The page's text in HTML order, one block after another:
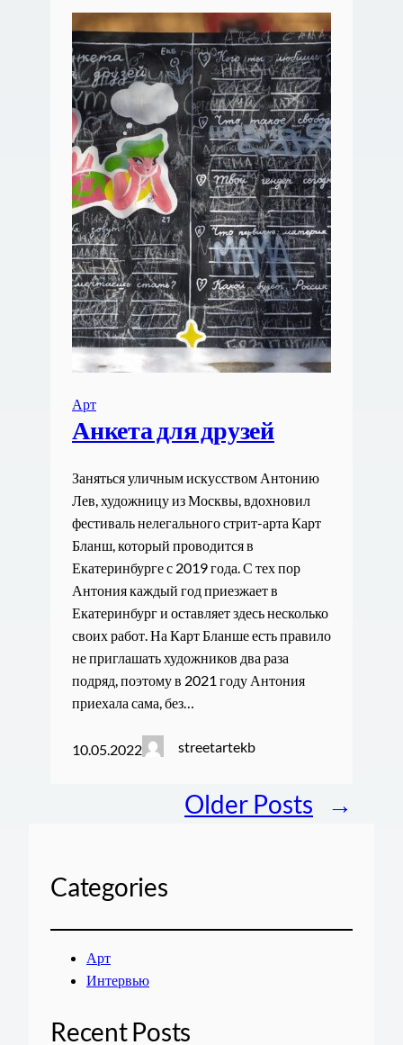
Арт
Анкета для друзей
Заняться уличным искусством Антонию
Лев, художницу из Москвы, вдохновил
фестиваль нелегального стрит-арта Карт
Бланш, который проводится в
Екатеринбурге с 2019 года. С тех пор
Антония каждый год приезжает в
Екатеринбург и оставляет здесь несколько
своих работ. На Карт Бланше есть правило
не приглашать художников два раза
подряд, поэтому в 2021 году Антония
приехала сама, без…
10.05.2022 streetartekb
Older Posts →
Categories
Арт
Интервью
Recent Posts